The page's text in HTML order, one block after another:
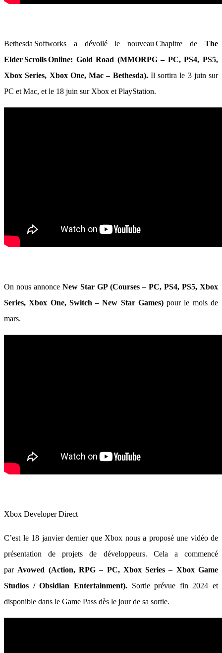
Bethesda Softworks a dévoilé le nouveau Chapitre de The
Elder Scrolls Online: Gold Road (MMORPG – PC, PS4, PS5,
Xbox Series, Xbox One, Mac – Bethesda). Il sortira le 3 juin sur
PC et Mac, et le 18 juin sur Xbox et PlayStation.
On nous annonce New Star GP (Courses – PC, PS4, PS5, Xbox
Series, Xbox One, Switch – New Star Games)pour le mois de
mars.
Xbox Developer Direct
C’est le 18 janvier dernier que Xbox nous a proposé une vidéo de
présentation de projets de développeurs. Cela a commencé
par Avowed (Action, RPG – PC, Xbox Series – Xbox Game
Studios / Obsidian Entertainment). Sortie prévue fin 2024 et
disponible dans le Game Pass dès le jour de sa sortie.